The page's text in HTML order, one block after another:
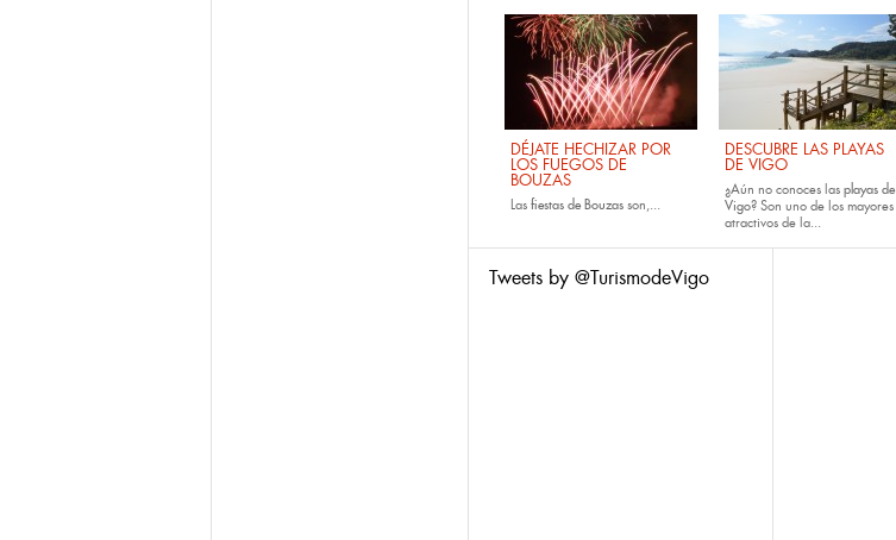
DÉJATE HECHIZAR POR
LOS FUEGOS DE
BOUZAS
Las fiestas de Bouzas son,...
DESCUBRE LAS PLAYAS
DE VIGO
¿Aún no conoces las playas de
Vigo? Son uno de los mayores
atractivos de la...
Tweets by @TurismodeVigo